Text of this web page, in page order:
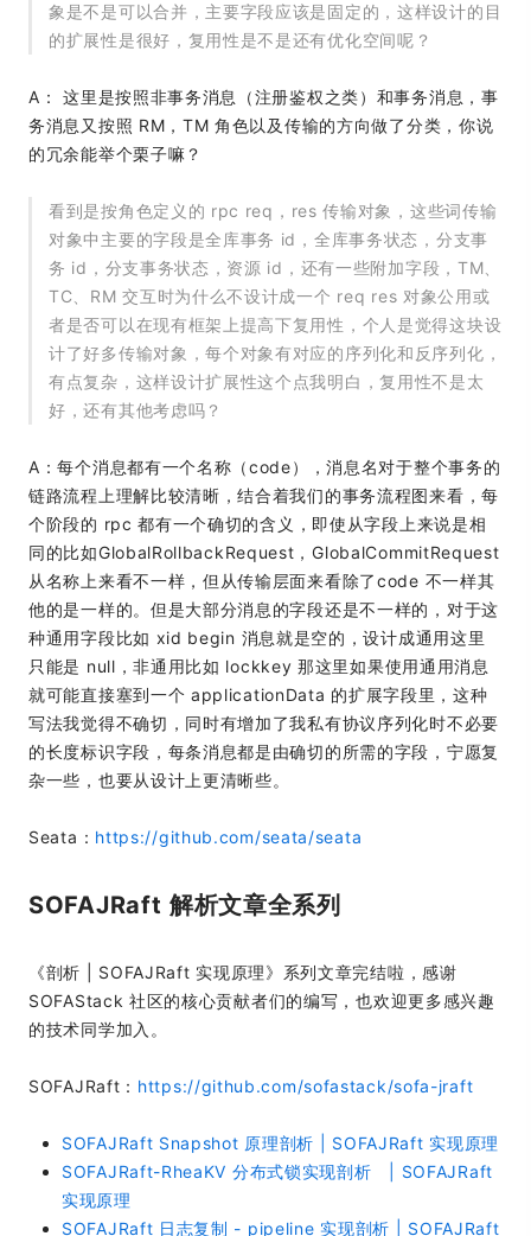
象是不是可以合并，主要字段应该是固定的，这样设计的目
的扩展性是很好，复用性是不是还有优化空间呢？
A： 这里是按照非事务消息（注册鉴权之类）和事务消息，事
务消息又按照 RM，TM 角色以及传输的方向做了分类，你说
的冗余能举个栗子嘛？
看到是按角色定义的 rpc req，res 传输对象，这些词传输
对象中主要的字段是全库事务 id，全库事务状态，分支事
务 id，分支事务状态，资源 id，还有一些附加字段，TM、
TC、RM 交互时为什么不设计成一个 req res 对象公用或
者是否可以在现有框架上提高下复用性，个人是觉得这块设
计了好多传输对象，每个对象有对应的序列化和反序列化，
有点复杂，这样设计扩展性这个点我明白，复用性不是太
好，还有其他考虑吗？
A：每个消息都有一个名称（code），消息名对于整个事务的
链路流程上理解比较清晰，结合着我们的事务流程图来看，每
个阶段的 rpc 都有一个确切的含义，即使从字段上来说是相
同的比如GlobalRollbackRequest，GlobalCommitRequest
从名称上来看不一样，但从传输层面来看除了code 不一样其
他的是一样的。但是大部分消息的字段还是不一样的，对于这
种通用字段比如 xid begin 消息就是空的，设计成通用这里
只能是 null，非通用比如 lockkey 那这里如果使用通用消息
就可能直接塞到一个 applicationData 的扩展字段里，这种
写法我觉得不确切，同时有增加了我私有协议序列化时不必要
的长度标识字段，每条消息都是由确切的所需的字段，宁愿复
杂一些，也要从设计上更清晰些。
Seata： https://github.com/seata/seata
SOFAJRaft 解析文章全系列
《剖析 | SOFAJRaft 实现原理》系列文章完结啦，感谢
SOFAStack 社区的核心贡献者们的编写，也欢迎更多感兴趣
的技术同学加入。
SOFAJRaft： https://github.com/sofastack/sofa-jraft
SOFAJRaft Snapshot 原理剖析 | SOFAJRaft 实现原理
SOFAJRaft-RheaKV 分布式锁实现剖析 | SOFAJRaft
实现原理
SOFAJRaft 日志复制 - pipeline 实现剖析 | SOFAJRaft